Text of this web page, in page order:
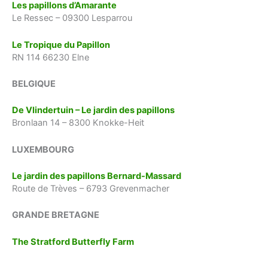
Les papillons d’Amarante
Le Ressec – 09300 Lesparrou
Le Tropique du Papillon
RN 114 66230 Elne
BELGIQUE
De Vlindertuin – Le jardin des papillons
Bronlaan 14 – 8300 Knokke-Heit
LUXEMBOURG
Le jardin des papillons Bernard-Massard
Route de Trèves – 6793 Grevenmacher
GRANDE BRETAGNE
The Stratford Butterfly Farm